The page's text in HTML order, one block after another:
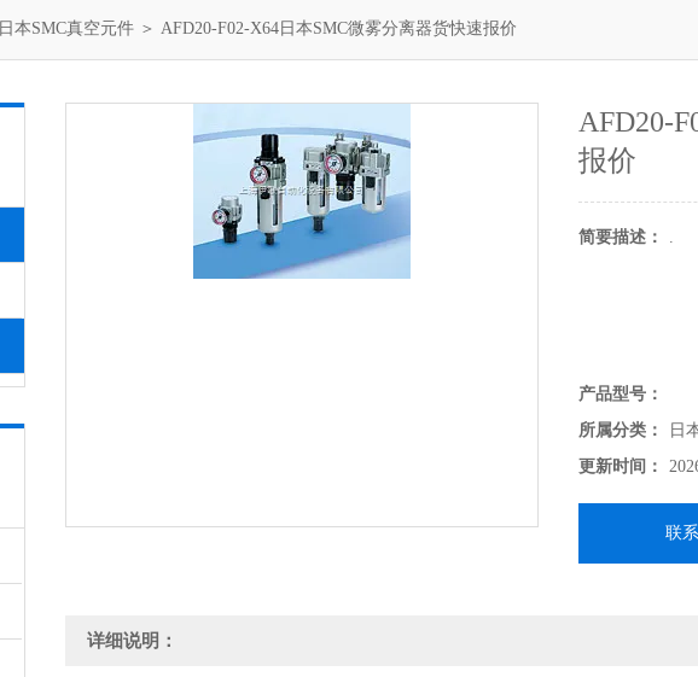
日本SMC真空元件 ＞ AFD20-F02-X64日本SMC微雾分离器货快速报价
AFD20-
报价
简要描述： .
产品型号：
所属分类：
日
更新时间：
联
详细说明：